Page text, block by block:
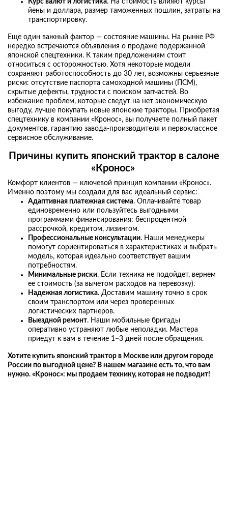
Курс валют и логистика. На стоимость влияют курсы
йены и доллара, размер таможенных пошлин, затраты на
транспортировку.
Еще один важный фактор — состояние машины. На рынке РФ
нередко встречаются объявления о продаже подержанной
японской спецтехники. К таким предложениям стоит
относиться с осторожностью. Хотя некоторые модели
сохраняют работоспособность до 30 лет, возможны серьезные
риски: отсутствие паспорта самоходной машины (ПСМ),
скрытые дефекты, трудности с поиском запчастей. Во
избежание проблем, которые сведут на нет экономическую
выгоду, лучше покупать новые японские тракторы. Приобретая
спецтехнику в компании «Кронос», вы получаете полный пакет
документов, гарантию завода-производителя и первоклассное
сервисное обслуживание.
Причины купить японский трактор в салоне
«Кронос»
Комфорт клиентов — ключевой принцип компании «Кронос».
Именно поэтому мы создали для вас идеальный сервис:
Адаптивная платежная система. Оплачивайте товар
единовременно или пользуйтесь выгодными
программами финансирования: беспроцентной
рассрочкой, кредитом, лизингом.
Профессиональные консультации. Наши менеджеры
помогут сориентироваться в характеристиках и выбрать
модель, которая идеально соответствует вашим
потребностям.
Минимальные риски. Если техника не подойдет, вернем
ее стоимость (за вычетом расходов на перевозку).
Надежная логистика. Доставим машину точно в срок
своим транспортом или через проверенных
логистических партнеров.
Выездной ремонт. Наши мобильные бригады
оперативно устраняют любые неполадки. Мастера
приедут к вам в течение 1−3 дней после обращения.
Хотите купить японский трактор в Москве или другом городе
России по выгодной цене? В нашем магазине есть то, что вам
нужно. «Кронос»: мы продаем технику, которая не подводит!